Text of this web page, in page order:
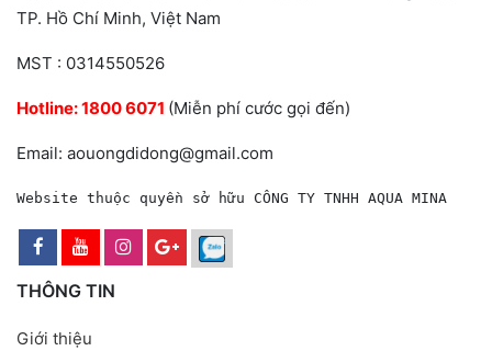
TP. Hồ Chí Minh, Việt Nam
MST : 0314550526
Hotline:1800 6071 (Miễn phí cước gọi đến)
Email: aouongdidong@gmail.com
Website thuộc quyền sở hữu CÔNG TY TNHH AQUA MINA
THÔNG TIN
Giới thiệu